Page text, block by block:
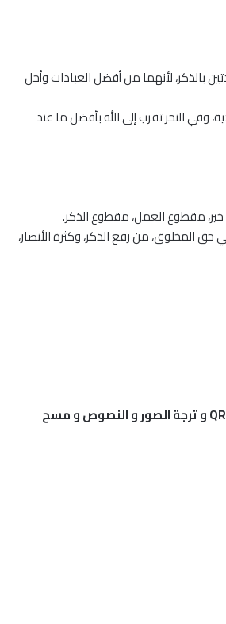
بالذكر، لأنهما من أفضل العبادات وأجل
وفي النحر تقرب إلى الله بأفضل ما عند
مقطوع العمل، مقطوع الذكر.
المخلوق، من رفع الذكر، وكثرة الأنصار،
الان قم بتحميل تطبيق ScanPro التطبيق الخاص بمسح الباركود و ال QR و ترجة الصور و النصوص و مسح